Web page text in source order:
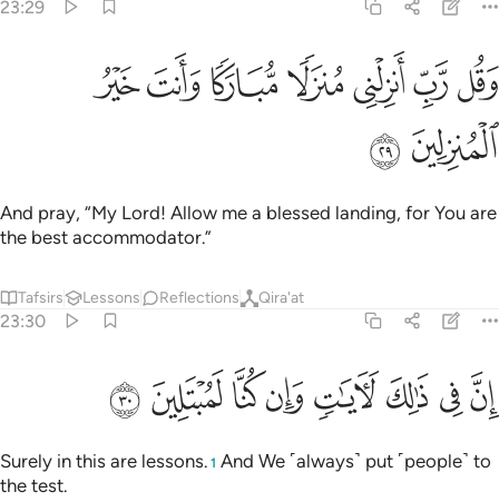
23:29
وقل رب انزلني منزلا مباركا وانت خير المنزلين ٢٩
وَقُل رَّبِّ أَنزِلْنِى مُنزَلًۭا مُّبَارَكًۭا وَأَنتَ خَيْرُ ٱلْمُنزِلِينَ ٢٩
ﱑﱒﱓﱔﱕﱖﱗ
ﱘﱙ
And pray, “My Lord! Allow me a blessed landing, for You are
the best accommodator.”
Tafsirs Lessons Reflections Qira'at
23:30
ان في ذالك لايات وان كنا لمبتلين ٣٠
إِنَّ فِى ذَٰلِكَ لَـَٔايَـٰتٍۢ وَإِن كُنَّا لَمُبْتَلِينَ ٣٠
ﱚﱛﱜﱝﱞﱟﱠﱡ
Surely in this are lessons. 1 And We ˹always˺ put ˹people˺ to
the test.